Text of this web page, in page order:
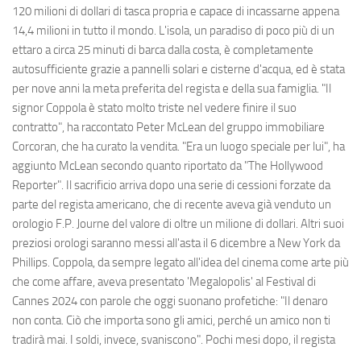
120 milioni di dollari di tasca propria e capace di incassarne appena
14,4 milioni in tutto il mondo. L'isola, un paradiso di poco più di un
ettaro a circa 25 minuti di barca dalla costa, è completamente
autosufficiente grazie a pannelli solari e cisterne d'acqua, ed è stata
per nove anni la meta preferita del regista e della sua famiglia. "Il
signor Coppola è stato molto triste nel vedere finire il suo
contratto", ha raccontato Peter McLean del gruppo immobiliare
Corcoran, che ha curato la vendita. "Era un luogo speciale per lui", ha
aggiunto McLean secondo quanto riportato da "The Hollywood
Reporter". Il sacrificio arriva dopo una serie di cessioni forzate da
parte del regista americano, che di recente aveva già venduto un
orologio F.P. Journe del valore di oltre un milione di dollari. Altri suoi
preziosi orologi saranno messi all'asta il 6 dicembre a New York da
Phillips. Coppola, da sempre legato all'idea del cinema come arte più
che come affare, aveva presentato 'Megalopolis' al Festival di
Cannes 2024 con parole che oggi suonano profetiche: "Il denaro
non conta. Ciò che importa sono gli amici, perché un amico non ti
tradirà mai. I soldi, invece, svaniscono". Pochi mesi dopo, il regista